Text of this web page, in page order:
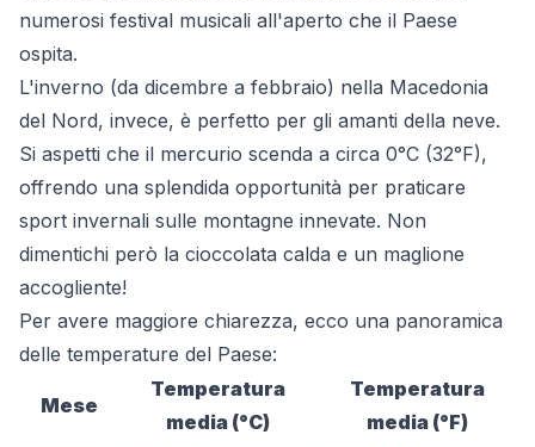
numerosi festival musicali all'aperto che il Paese
ospita.
L'inverno (da dicembre a febbraio) nella Macedonia
del Nord, invece, è perfetto per gli amanti della neve.
Si aspetti che il mercurio scenda a circa 0°C (32°F),
offrendo una splendida opportunità per praticare
sport invernali sulle montagne innevate. Non
dimentichi però la cioccolata calda e un maglione
accogliente!
Per avere maggiore chiarezza, ecco una panoramica
delle temperature del Paese:
Mese
Temperatura
media (°C)
Temperatura
media (°F)